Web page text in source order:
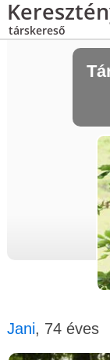
társkereső
Jani, 74 éves